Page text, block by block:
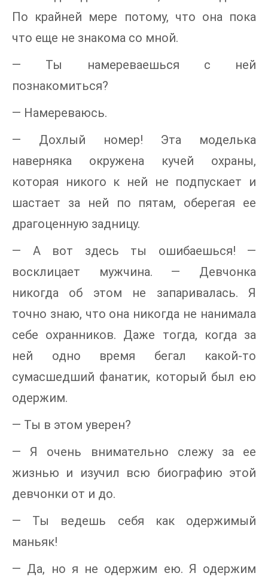
По крайней мере потому, что она пока
что еще не знакома со мной.
— Ты намереваешься с ней
познакомиться?
— Намереваюсь.
— Дохлый номер! Эта моделька
наверняка окружена кучей охраны,
которая никого к ней не подпускает и
шастает за ней по пятам, оберегая ее
драгоценную задницу.
— А вот здесь ты ошибаешься! —
восклицает мужчина. — Девчонка
никогда об этом не запаривалась. Я
точно знаю, что она никогда не нанимала
себе охранников. Даже тогда, когда за
ней одно время бегал какой-то
сумасшедший фанатик, который был ею
одержим.
— Ты в этом уверен?
— Я очень внимательно слежу за ее
жизнью и изучил всю биографию этой
девчонки от и до.
— Ты ведешь себя как одержимый
маньяк!
— Да, но я не одержим ею. Я одержим